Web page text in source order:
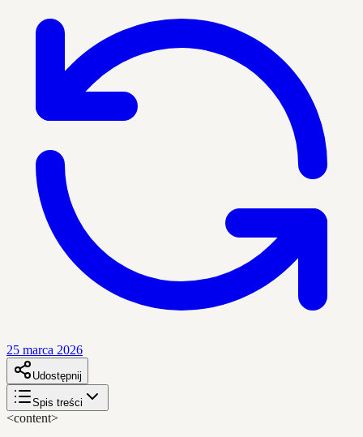
25 marca 2026
Udostępnij
Spis treści
<content>